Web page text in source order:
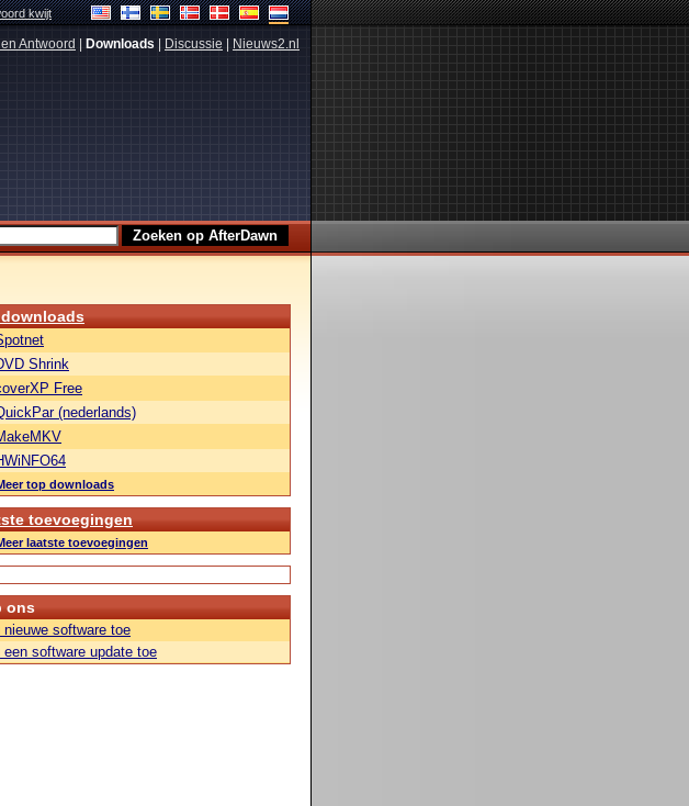
kwijt
Antwoord Downloads Discussie Nieuws2.nl
Shrink
Free
(nederlands)
top downloads
toevoegingen
laatste toevoegingen
ons
nieuwe software toe
een software update toe